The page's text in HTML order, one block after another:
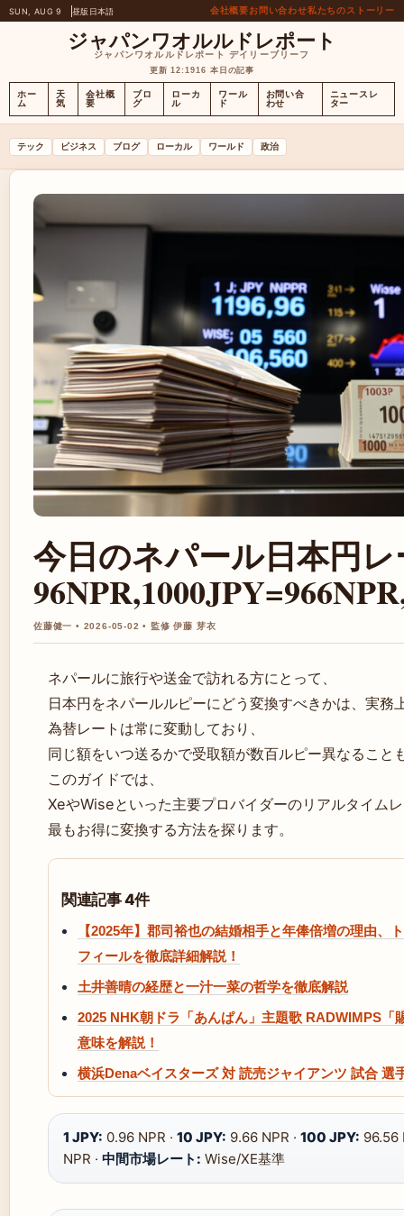
SUN, AUG 9 昼版 日本語 会社概要お問い合わせ私たちのストーリー
ジャパンワオルルドレポート
ジャパンワオルルドレポート デイリーブリーフ
更新 12:1916 本日の記事
ホー
ム
天
気
会社概
要
ブロ
グ
ローカ
ル
ワール
ド
お問い合
わせ
ニュースレ
ター
テック ビジネス ブログ ローカル ワールド 政治
今日のネパール日本円
佐藤健一 • 2026-05-02 • 監修 伊藤 芽衣
ネパールに旅行や送金で訪れる方にとって、
日本円をネパールルピーにどう変換すべきかは、実務
為替レートは常に変動しており、
同じ額をいつ送るかで受取額が数百ルピー異なること
このガイドでは、
XeやWiseといった主要プロバイダーのリアルタイム
最もお得に変換する方法を探ります。
関連記事 4件
【2025年】郡司裕也の結婚相手と年俸倍増の理由、
フィールを徹底詳細解説！
土井善晴の経歴と一汁一菜の哲学を徹底解説
2025 NHK朝ドラ「あんぱん」主題歌 RADWIMPS「
意味を解説！
横浜Denaベイスターズ 対 読売ジャイアンツ 試合 選
1 JPY: 0.96 NPR · 10 JPY: 9.66 NPR · 100 JPY: 96.56
NPR · 中間市場レート: Wise/XE基準